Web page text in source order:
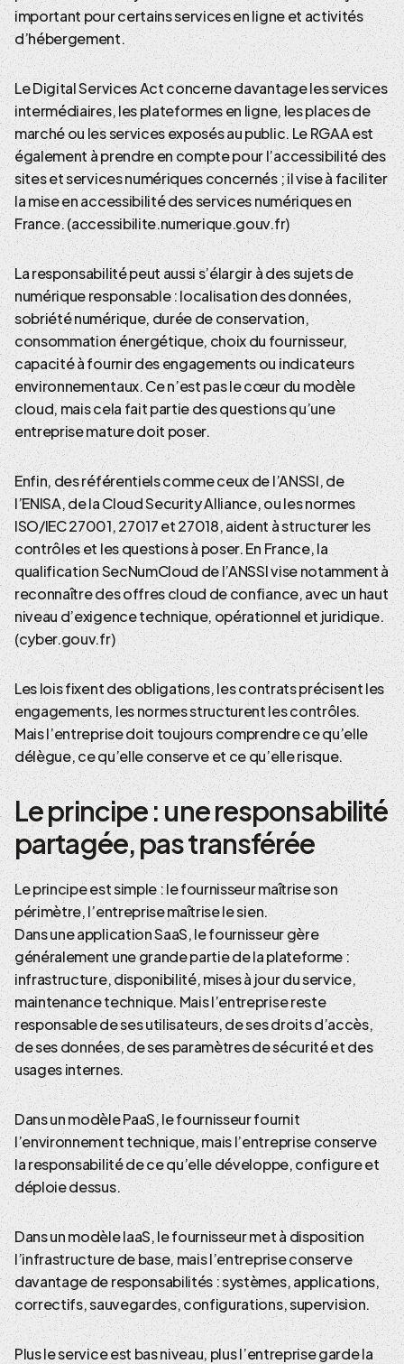
important pour certains services en ligne et activités
d’hébergement.
Le Digital Services Act concerne davantage les services
intermédiaires, les plateformes en ligne, les places de
marché ou les services exposés au public. Le RGAA est
également à prendre en compte pour l’accessibilité des
sites et services numériques concernés ; il vise à faciliter
la mise en accessibilité des services numériques en
France. (accessibilite.numerique.gouv.fr)
La responsabilité peut aussi s’élargir à des sujets de
numérique responsable : localisation des données,
sobriété numérique, durée de conservation,
consommation énergétique, choix du fournisseur,
capacité à fournir des engagements ou indicateurs
environnementaux. Ce n’est pas le cœur du modèle
cloud, mais cela fait partie des questions qu’une
entreprise mature doit poser.
Enfin, des référentiels comme ceux de l’ANSSI, de
l’ENISA, de la Cloud Security Alliance, ou les normes
ISO/IEC 27001, 27017 et 27018, aident à structurer les
contrôles et les questions à poser. En France, la
qualification SecNumCloud de l’ANSSI vise notamment à
reconnaître des offres cloud de confiance, avec un haut
niveau d’exigence technique, opérationnel et juridique.
(cyber.gouv.fr)
Les lois fixent des obligations, les contrats précisent les
engagements, les normes structurent les contrôles.
Mais l’entreprise doit toujours comprendre ce qu’elle
délègue, ce qu’elle conserve et ce qu’elle risque.
Le principe : une responsabilité
partagée, pas transférée
Le principe est simple : le fournisseur maîtrise son
périmètre, l’entreprise maîtrise le sien.
Dans une application SaaS, le fournisseur gère
généralement une grande partie de la plateforme :
infrastructure, disponibilité, mises à jour du service,
maintenance technique. Mais l’entreprise reste
responsable de ses utilisateurs, de ses droits d’accès,
de ses données, de ses paramètres de sécurité et des
usages internes.
Dans un modèle PaaS, le fournisseur fournit
l’environnement technique, mais l’entreprise conserve
la responsabilité de ce qu’elle développe, configure et
déploie dessus.
Dans un modèle IaaS, le fournisseur met à disposition
l’infrastructure de base, mais l’entreprise conserve
davantage de responsabilités : systèmes, applications,
correctifs, sauvegardes, configurations, supervision.
Plus le service est bas niveau, plus l’entreprise garde la